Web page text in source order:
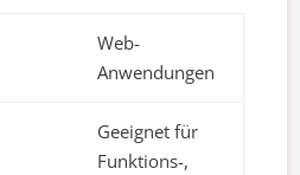
Web-
Anwendungen
Geeignet für
Funktions-,